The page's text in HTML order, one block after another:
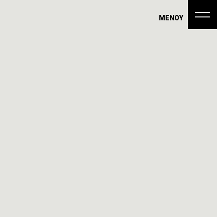
ΜΕΝΟΥ